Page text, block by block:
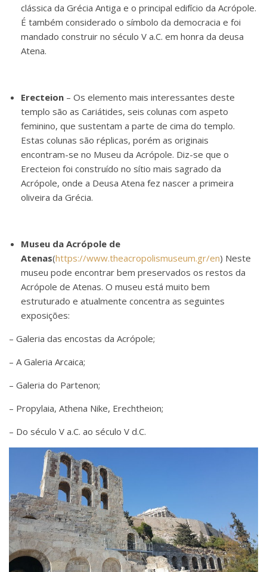
clássica da Grécia Antiga e o principal edifício da Acrópole.
É também considerado o símbolo da democracia e foi
mandado construir no século V a.C. em honra da deusa
Atena.
Erecteion – Os elemento mais interessantes deste
templo são as Cariátides, seis colunas com aspeto
feminino, que sustentam a parte de cima do templo.
Estas colunas são réplicas, porém as originais
encontram-se no Museu da Acrópole. Diz-se que o
Erecteion foi construído no sítio mais sagrado da
Acrópole, onde a Deusa Atena fez nascer a primeira
oliveira da Grécia.
Museu da Acrópole de
Atenas(https://www.theacropolismuseum.gr/en) Neste
museu pode encontrar bem preservados os restos da
Acrópole de Atenas. O museu está muito bem
estruturado e atualmente concentra as seguintes
exposições:
– Galeria das encostas da Acrópole;
– A Galeria Arcaica;
– Galeria do Partenon;
– Propylaia, Athena Nike, Erechtheion;
– Do século V a.C. ao século V d.C.